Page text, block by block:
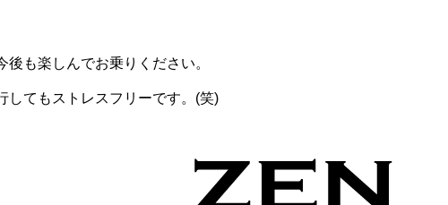
も楽しんでお乗りください。
してもストレスフリーです。(笑)